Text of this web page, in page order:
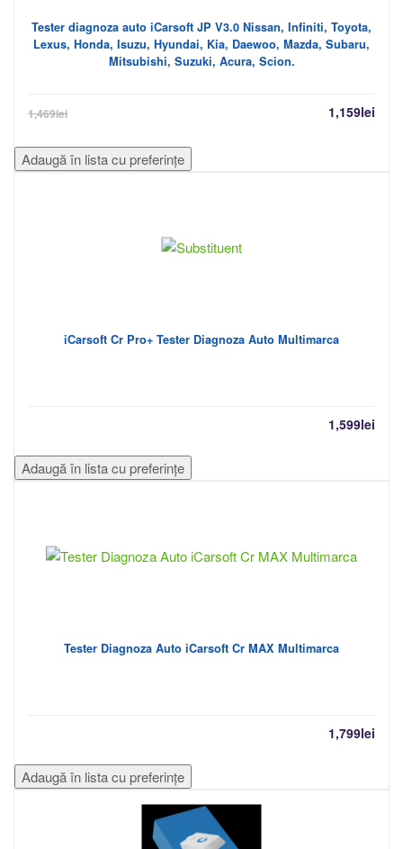
Tester diagnoza auto iCarsoft JP V3.0 Nissan, Infiniti, Toyota,
Lexus, Honda, Isuzu, Hyundai, Kia, Daewoo, Mazda, Subaru,
Mitsubishi, Suzuki, Acura, Scion.
1,469lei 1,159lei
Adaugă în lista cu preferințe
iCarsoft Cr Pro+ Tester Diagnoza Auto Multimarca
1,599lei
Adaugă în lista cu preferințe
Tester Diagnoza Auto iCarsoft Cr MAX Multimarca
1,799lei
Adaugă în lista cu preferințe